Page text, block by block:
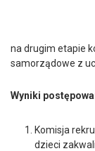
na drugim etapie
samorządowe z
Wyniki
Komisja
dzieci